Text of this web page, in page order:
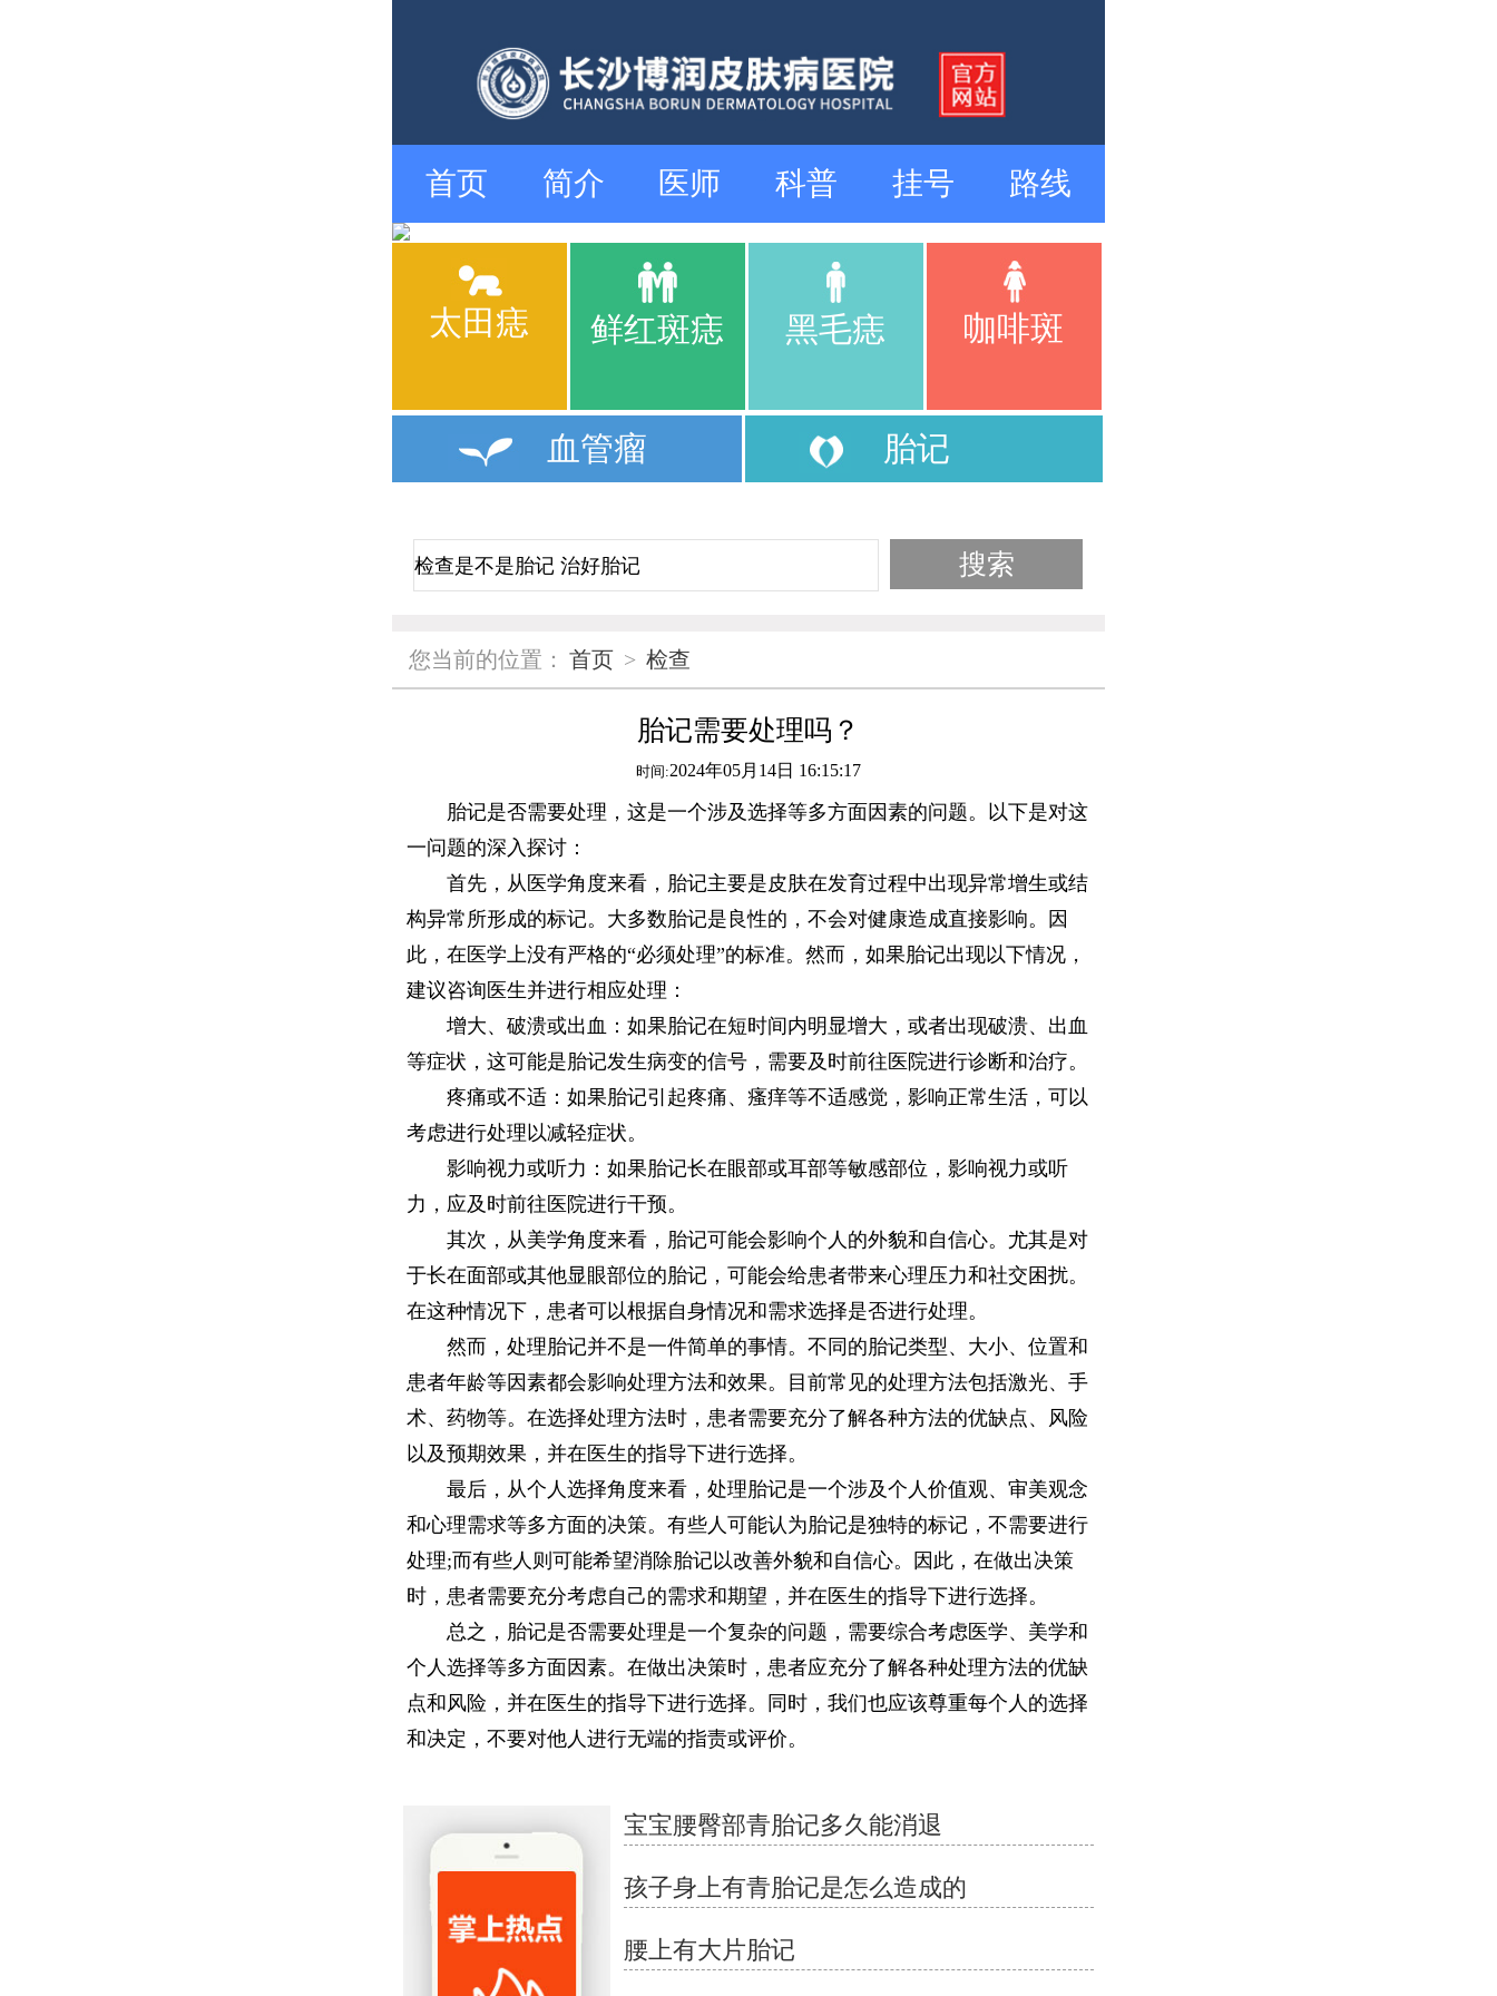
首页 简介 医师 科普 挂号 路线
太田痣 鲜红斑痣 黑毛痣 咖啡斑
血管瘤 胎记
您当前的位置： 首页 > 检查
胎记需要处理吗？
时间:2024年05月14日 16:15:17
胎记是否需要处理，这是一个涉及选择等多方面因素的问题。以下是对这
一问题的深入探讨：
首先，从医学角度来看，胎记主要是皮肤在发育过程中出现异常增生或结
构异常所形成的标记。大多数胎记是良性的，不会对健康造成直接影响。因
此，在医学上没有严格的“必须处理”的标准。然而，如果胎记出现以下情况，
建议咨询医生并进行相应处理：
增大、破溃或出血：如果胎记在短时间内明显增大，或者出现破溃、出血
等症状，这可能是胎记发生病变的信号，需要及时前往医院进行诊断和治疗。
疼痛或不适：如果胎记引起疼痛、瘙痒等不适感觉，影响正常生活，可以
考虑进行处理以减轻症状。
影响视力或听力：如果胎记长在眼部或耳部等敏感部位，影响视力或听
力，应及时前往医院进行干预。
其次，从美学角度来看，胎记可能会影响个人的外貌和自信心。尤其是对
于长在面部或其他显眼部位的胎记，可能会给患者带来心理压力和社交困扰。
在这种情况下，患者可以根据自身情况和需求选择是否进行处理。
然而，处理胎记并不是一件简单的事情。不同的胎记类型、大小、位置和
患者年龄等因素都会影响处理方法和效果。目前常见的处理方法包括激光、手
术、药物等。在选择处理方法时，患者需要充分了解各种方法的优缺点、风险
以及预期效果，并在医生的指导下进行选择。
最后，从个人选择角度来看，处理胎记是一个涉及个人价值观、审美观念
和心理需求等多方面的决策。有些人可能认为胎记是独特的标记，不需要进行
处理;而有些人则可能希望消除胎记以改善外貌和自信心。因此，在做出决策
时，患者需要充分考虑自己的需求和期望，并在医生的指导下进行选择。
总之，胎记是否需要处理是一个复杂的问题，需要综合考虑医学、美学和
个人选择等多方面因素。在做出决策时，患者应充分了解各种处理方法的优缺
点和风险，并在医生的指导下进行选择。同时，我们也应该尊重每个人的选择
和决定，不要对他人进行无端的指责或评价。
宝宝腰臀部青胎记多久能消退
孩子身上有青胎记是怎么造成的
腰上有大片胎记